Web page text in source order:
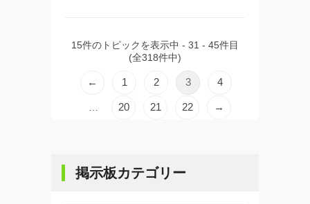
15件のトピックを表示中 - 31 - 45件目
(全318件中)
← 1 2 3 4
20 21 22 →
掲示板カテゴリー